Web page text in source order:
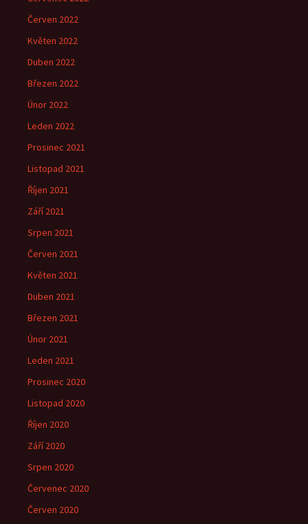
Červen 2022
Květen 2022
Duben 2022
Březen 2022
Únor 2022
Leden 2022
Prosinec 2021
Listopad 2021
Říjen 2021
Září 2021
Srpen 2021
Červen 2021
Květen 2021
Duben 2021
Březen 2021
Únor 2021
Leden 2021
Prosinec 2020
Listopad 2020
Říjen 2020
Září 2020
Srpen 2020
Červenec 2020
Červen 2020